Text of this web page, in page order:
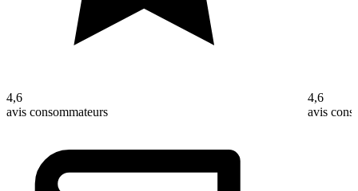
4,6
avis consommateurs
4,6
avis